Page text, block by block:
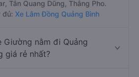
Tân Quang Dũng, Thắng Pho.
đủ: Xe Lâm Đồng Quảng Bình
Giường nằm đi Quảng
giá rẻ nhất?